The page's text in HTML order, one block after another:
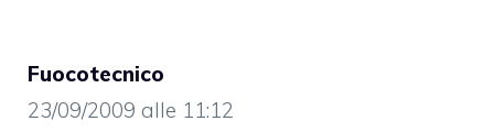
Fuocotecnico
23/09/2009 alle 11:12